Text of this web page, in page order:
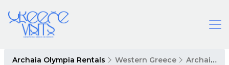
Archaia Olympia Rentals Western Greece Archaia Olympia